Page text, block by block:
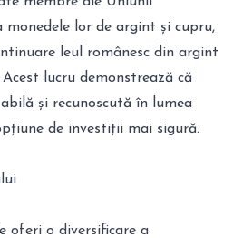
monedele lor de argint și cupru,
leul românesc din argint
lucru demonstrează că
și recunoscută în lumea
de investiții mai sigură.
oferi o diversificare a